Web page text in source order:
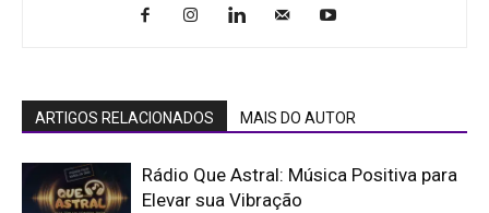
ARTIGOS RELACIONADOS MAIS DO AUTOR
Rádio Que Astral: Música Positiva para
Elevar sua Vibração